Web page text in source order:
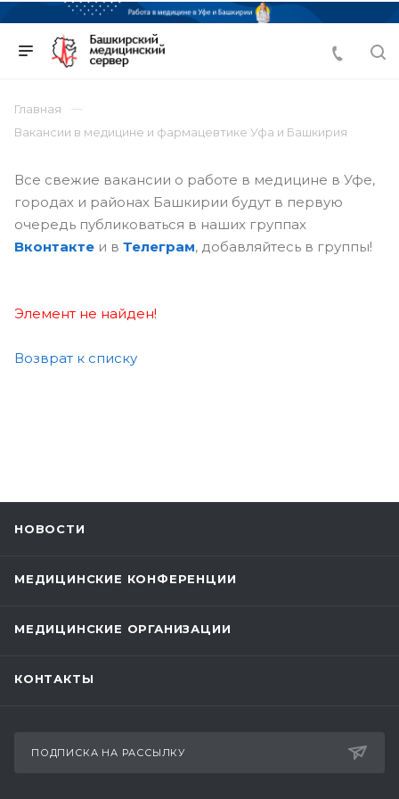
Главная
Вакансии в медицине и фармацевтике Уфа и Башкирия
Все свежие вакансии о работе в медицине в Уфе,
городах и районах Башкирии будут в первую
очередь публиковаться в наших группах
Вконтакте и в Телеграм, добавляйтесь в группы!
Элемент не найден!
Возврат к списку
НОВОСТИ
МЕДИЦИНСКИЕ КОНФЕРЕНЦИИ
МЕДИЦИНСКИЕ ОРГАНИЗАЦИИ
КОНТАКТЫ
ПОДПИСКА НА РАССЫЛКУ